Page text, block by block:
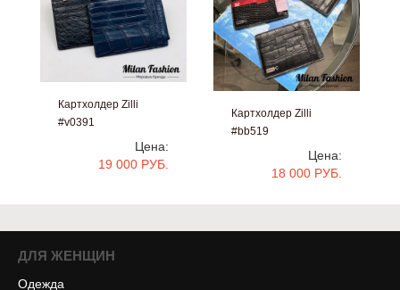
Картхолдер Zilli
#v0391
Цена:
19 000 РУБ.
Картхолдер Zilli
#bb519
Цена:
18 000 РУБ.
ДЛЯ ЖЕНЩИН
Одежда